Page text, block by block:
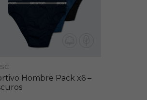
Hombre Pack x6 –